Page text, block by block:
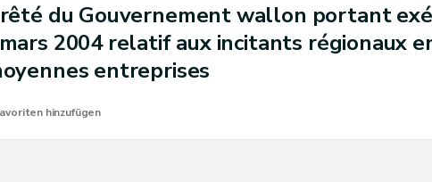
du Gouvernement wallon portant
2004 relatif aux incitants régionaux
entreprises
hinzufügen